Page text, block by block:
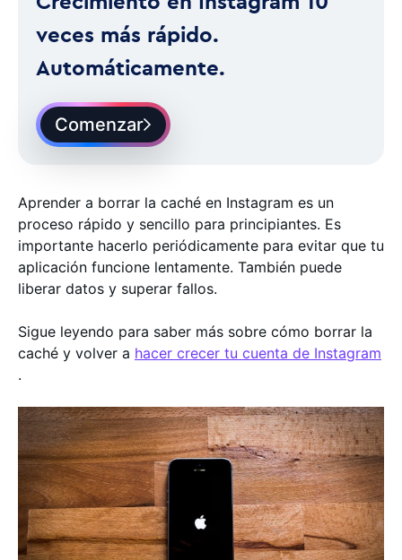
veces más rápido.
Automáticamente.
Comenzar
Aprender a borrar la caché en Instagram es un
proceso rápido y sencillo para principiantes. Es
importante hacerlo periódicamente para evitar que tu
aplicación funcione lentamente. También puede
liberar datos y superar fallos.
Sigue leyendo para saber más sobre cómo borrar la
caché y volver a hacer crecer tu cuenta de Instagram
.